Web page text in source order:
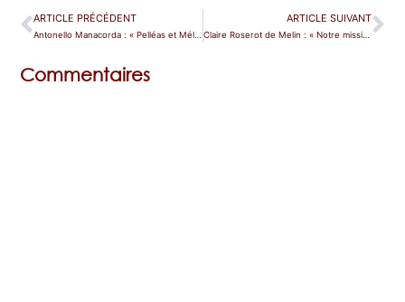
ARTICLE PRÉCÉDENT ARTICLE SUIVANT
Claire Roserot de Melin : « Notre mission : éveiller la société, éveiller les consciences, faire émerger des émotions »
Commentaires